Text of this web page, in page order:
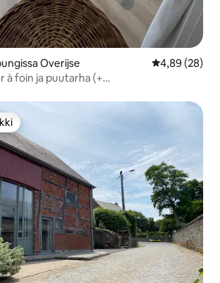
Overijse
4,89 (28)
à foin ja puutarha (+